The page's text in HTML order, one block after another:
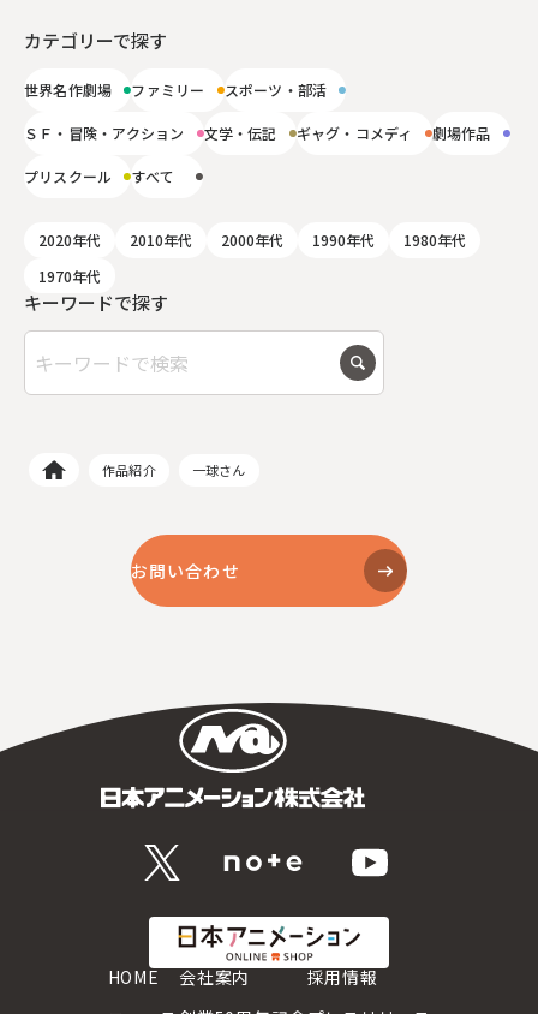
キーワードで探す
カテゴリーで探す
世界名作劇場 ファミリー スポーツ・部活
ＳＦ・冒険・アクション 文学・伝記 ギャグ・コメディ 劇場作品
プリスクール すべて
2020年代 2010年代 2000年代 1990年代
1980年代
1970年代
作品紹介 一球さん
お問い合わせ
HOME
会社案内
採用情報